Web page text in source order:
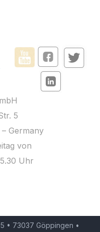
5
Germany
von
Uhr
• 73037 Göppingen •